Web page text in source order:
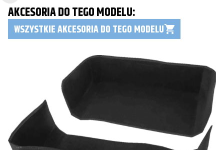
AKCESORIA DO TEGO MODELU:
WSZYSTKIE AKCESORIA DO TEGO MODELU